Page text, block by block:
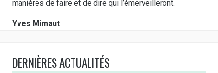
manières de faire et de dire qui l’émerveilleront.
Yves Mimaut
DERNIÈRES ACTUALITÉS